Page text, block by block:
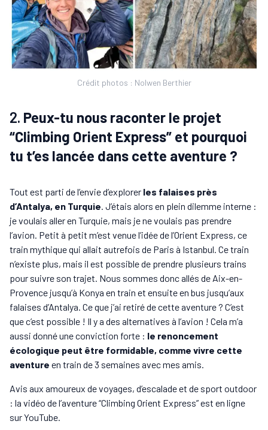
Crédit photos : Nolwen Berthier
2. Peux-tu nous raconter le projet
“Climbing Orient Express” et pourquoi
tu t’es lancée dans cette aventure ?
Tout est parti de l’envie d’explorer les falaises près
d’Antalya, en Turquie. J’étais alors en plein dilemme interne :
je voulais aller en Turquie, mais je ne voulais pas prendre
l’avion. Petit à petit m’est venue l’idée de l’Orient Express, ce
train mythique qui allait autrefois de Paris à Istanbul. Ce train
n’existe plus, mais il est possible de prendre plusieurs trains
pour suivre son trajet. Nous sommes donc allés de Aix-en-
Provence jusqu’à Konya en train et ensuite en bus jusqu’aux
falaises d’Antalya. Ce que j’ai retiré de cette aventure ? C’est
que c’est possible ! Il y a des alternatives à l’avion ! Cela m’a
aussi donné une conviction forte : le renoncement
écologique peut être formidable, comme vivre cette
aventure en train de 3 semaines avec mes amis.
Avis aux amoureux de voyages, d’escalade et de sport outdoor
: la vidéo de l’aventure “Climbing Orient Express” est en ligne
sur YouTube.